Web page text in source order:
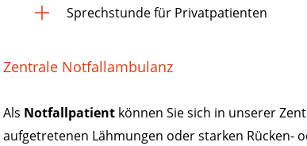
Sprechstunde für Privatpatienten
Zentrale Notfallambulanz
Als Notfallpatient können Sie sich in unserer
aufgetretenen Lähmungen oder starken Rücken-